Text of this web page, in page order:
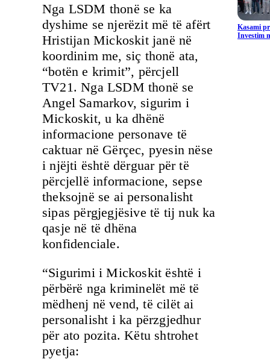
Nga LSDM thonë se ka
dyshime se njerëzit më të afërt
Hristijan Mickoskit janë në
koordinim me, siç thonë ata,
“botën e krimit”, përcjell
TV21. Nga LSDM thonë se
Angel Samarkov, sigurim i
Mickoskit, u ka dhënë
informacione personave të
caktuar në Gërçec, pyesin nëse
i njëjti është dërguar për të
përcjellë informacione, sepse
theksojnë se ai personalisht
sipas përgjegjësive të tij nuk ka
qasje në të dhëna
konfidenciale.
“Sigurimi i Mickoskit është i
përbërë nga kriminelët më të
mëdhenj në vend, të cilët ai
personalisht i ka përzgjedhur
për ato pozita. Këtu shtrohet
pyetja:
Kasami
Investim